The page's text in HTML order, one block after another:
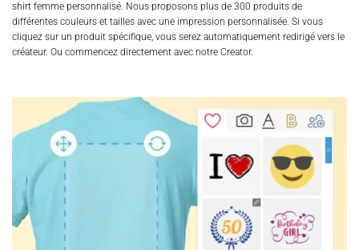
shirt femme personnalisé. Nous proposons plus de 300 produits de
différentes couleurs et tailles avec une impression personnalisée. Si vous
cliquez sur un produit spécifique, vous serez automatiquement redirigé vers le
créateur. Ou commencez directement avec notre Creator.